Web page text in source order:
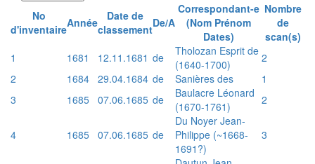
No
d'inventaireAnnée
Date de
classementDe/A
Correspondant-e
(Nom Prénom
Dates)
Nombre
de
scan(s)
1
1681 12.11.1681 de
Tholozan Esprit de
(1640-1700)
2
2
1684 29.04.1684 de Sanières des
1
3
1685 07.06.1685 de
Baulacre Léonard
(1670-1761)
2
4 1685 07.06.1685 de
Du Noyer Jean-
Philippe (~1668-
1691?)
3